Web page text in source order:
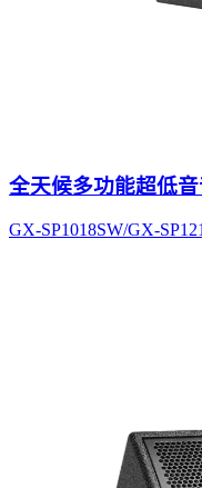
全天候多功能超低
GX-SP1018SW/GX-